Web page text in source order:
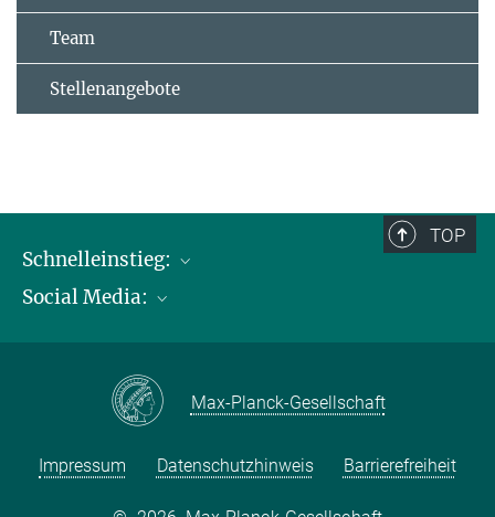
Team
Stellenangebote
TOP
Schnelleinstieg:
Publikationen
Kontakt und Anfahrtsbeschreibung
Social Media:
Max-Planck-Gesellschaft
Impressum Datenschutzhinweis Barrierefreiheit